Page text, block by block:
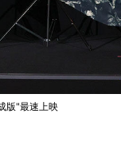
版"最速上映